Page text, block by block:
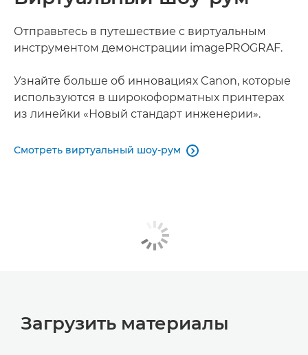
Отправьтесь в путешествие с виртуальным
инструментом демонстрации imagePROGRAF.
Узнайте больше об инновациях Canon, которые
используются в широкоформатных принтерах
из линейки «Новый стандарт инженерии».
Смотреть виртуальный шоу-рум 
Загрузить материалы